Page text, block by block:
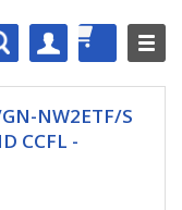
NW2ETF/S
CCFL -